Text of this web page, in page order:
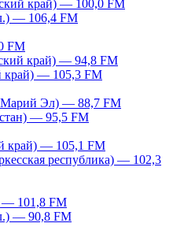
край) — 100,0 FM
— 106,4 FM
FM
край) — 94,8 FM
край) — 105,3 FM
Марий Эл) — 88,7 FM
— 95,5 FM
край) — 105,1 FM
республика) — 102,3
— 101,8 FM
— 90,8 FM